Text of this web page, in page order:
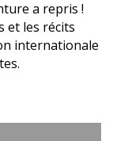
a repris !
et les récits
internationale